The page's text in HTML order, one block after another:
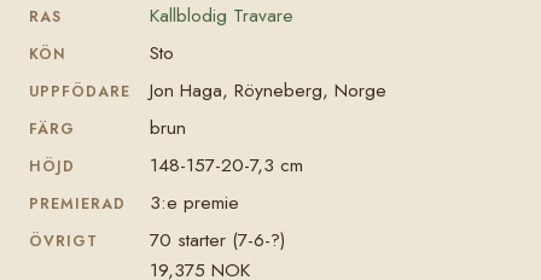
RAS
Kallblodig Travare
KÖN Sto
UPPFÖDARE Jon Haga, Röyneberg, Norge
FÄRG brun
HÖJD 148-157-20-7,3 cm
PREMIERAD 3:e premie
ÖVRIGT
70 starter (7-6-?)
19,375 NOK